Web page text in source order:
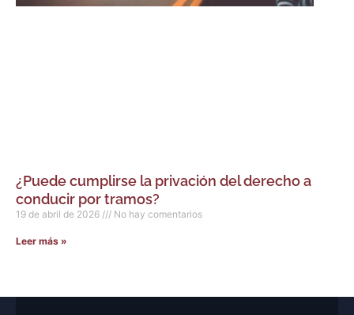
¿Puede cumplirse la privación del derecho a
conducir por tramos?
19 de abril de 2026 No hay comentarios
Leer más »